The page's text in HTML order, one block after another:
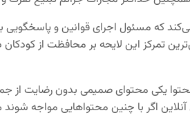
که مسئول اجرای قوانین و
تمرکز این لایحه بر محافظت از
یکی محتوای صمیمی بدون رضایت از
اگر با چنین محتواهایی مواجه